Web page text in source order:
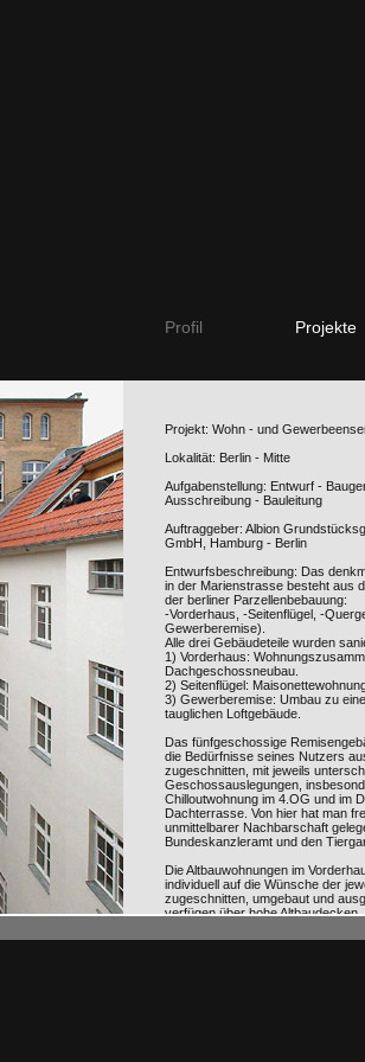
Profil Projekte
Projekt: Wohn - und
Lokalität: Berlin - Mitte
Aufgabenstellung: Entwurf -
Ausschreibung - Bauleitung
Auftraggeber: Albion
GmbH, Hamburg - Berlin
Entwurfsbeschreibung: Das
in der Marienstrasse besteht aus
der berliner Parzellenbebauung:
-Vorderhaus, -Seitenflügel, -
Gewerberemise).
Alle drei Gebäudeteile wurden
1) Vorderhaus:
Dachgeschossneubau.
2) Seitenflügel:
3) Gewerberemise: Umbau zu
tauglichen Loftgebäude.
Das fünfgeschossige
die Bedürfnisse seines Nutzers
zugeschnitten, mit jeweils
Geschossauslegungen,
Chilloutwohnung im 4.OG und im
Dachterrasse. Von hier hat man
unmittelbarer Nachbarschaft
Bundeskanzleramt und den
Die Altbauwohnungen im
individuell auf die Wünsche der
zugeschnitten, umgebaut und
verfügen über hohe
Wohnräume, luxuriöse Bäder und